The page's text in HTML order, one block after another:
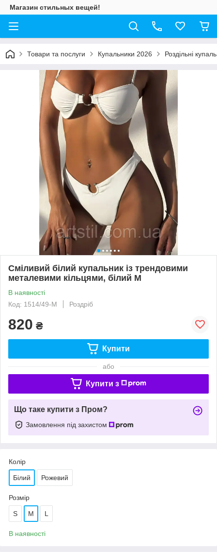
Магазин стильных вещей!
Товари та послуги Купальники 2026 Роздільні
Сміливий білий купальник із трендовими
металевими кільцями, білий M
В наявності
Код: 1514/49-M
Роздріб
820 ₴
Купити
або
Купити з
Що таке купити з Пром?
Замовлення під захистом
Колір
Білий Рожевий
Розмір
S M L
В наявності